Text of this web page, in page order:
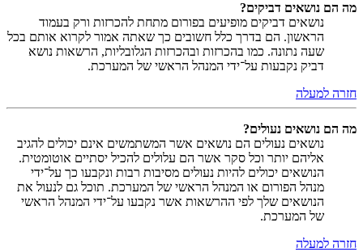
מה הם נושאים דביקים?
נושאים דביקים מופיעים בפורום מתחת להכרזות ורק בעמוד
הראשון. הם בדרך כלל חשובים כך שאתה אמור לקרוא אותם בכל
שעה נתונה. כמו בהכרזות ובהכרזות הגלובליות, הרשאות נושא
דביק נקבעות על־ידי המנהל הראשי של המערכת.
חזרה למעלה
מה הם נושאים נעולים?
נושאים נעולים הם נושאים אשר המשתמשים אינם יכולים להגיב
אליהם יותר וכל סקר אשר הם עלולים להכיל יסתיים אוטומטית.
הנושאים יכולים להיות נעולים מסיבות רבות ונקבעו כך על־ידי
מנהל הפורום או המנהל הראשי של המערכת. תוכל גם לנעול את
הנושאים שלך לפי ההרשאות אשר נקבעו על־ידי המנהל הראשי
של המערכת.
חזרה למעלה